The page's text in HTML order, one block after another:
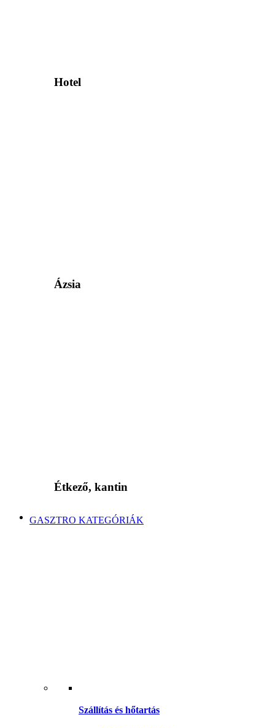
Hotel
Ázsia
Étkező, kantin
GASZTRO KATEGÓRIÁK
Szállítás és hőtartás